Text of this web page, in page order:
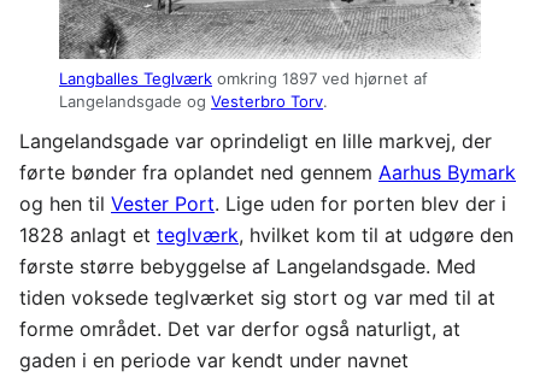
Langballes Teglværk omkring 1897 ved hjørnet af
Langelandsgade og Vesterbro Torv.
Langelandsgade var oprindeligt en lille markvej, der
førte bønder fra oplandet ned gennem Aarhus Bymark
og hen til Vester Port. Lige uden for porten blev der i
1828 anlagt et teglværk, hvilket kom til at udgøre den
første større bebyggelse af Langelandsgade. Med
tiden voksede teglværket sig stort og var med til at
forme området. Det var derfor også naturligt, at
gaden i en periode var kendt under navnet